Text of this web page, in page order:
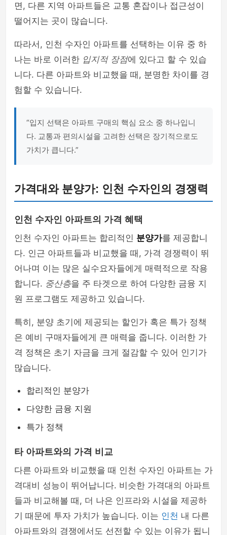
면, 다른 지역 아파트들은 교통 혼잡이나 접근성이
떨어지는 곳이 많습니다.
따라서, 인천 수자인 아파트를 선택하는 이유 중 하
나는 바로 이러한 입지적 장점에 있다고 할 수 있습
니다. 다른 아파트와 비교했을 때, 분명한 차이를 경
험할 수 있습니다.
“입지 선택은 아파트 구매의 핵심 요소 중 하나입니
다. 교통과 편의시설을 고려한 선택은 장기적으로도
가치가 큽니다.”
가격대와 분양가: 인천 수자인의 경쟁력
인천 수자인 아파트의 가격 혜택
인천 수자인 아파트는 합리적인 분양가를 제공합니
다. 인근 아파트들과 비교했을 때, 가격 경쟁력이 뛰
어나며 이는 많은 실수요자들에게 매력적으로 작용
합니다. 중산층을 주 타겟으로 하여 다양한 금융 지
원 프로그램도 제공하고 있습니다.
특히, 분양 초기에 제공되는 할인가 혹은 특가 정책
은 예비 구매자들에게 큰 매력을 줍니다. 이러한 가
격 정책은 초기 자금을 크게 절감할 수 있어 인기가
많습니다.
합리적인 분양가
다양한 금융 지원
특가 정책
타 아파트와의 가격 비교
다른 아파트와 비교했을 때 인천 수자인 아파트는 가
격대비 성능이 뛰어납니다. 비슷한 가격대의 아파트
들과 비교해볼 때, 더 나은 인프라와 시설을 제공하
기 때문에 투자 가치가 높습니다. 이는 인천 내 다른
아파트와의 경쟁에서도 선전할 수 있는 이유가 됩니